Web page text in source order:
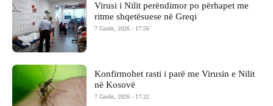
Virusi i Nilit perëndimor po përhapet me
ritme shqetësuese në Greqi
7 Gusht, 2026 - 17:56
Konfirmohet rasti i parë me Virusin e Nilit
në Kosovë
7 Gusht, 2026 - 17:22